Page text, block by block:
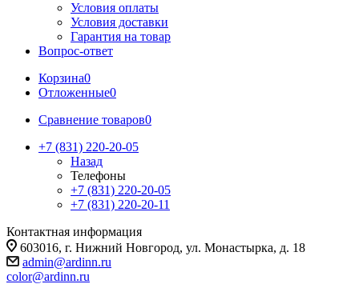
Условия оплаты
Условия доставки
Гарантия на товар
Вопрос-ответ
Корзина0
Отложенные0
Сравнение товаров0
+7 (831) 220-20-05
Назад
Телефоны
+7 (831) 220-20-05
+7 (831) 220-20-11
Контактная информация
603016, г. Нижний Новгород, ул. Монастырка, д. 18
admin@ardinn.ru
color@ardinn.ru